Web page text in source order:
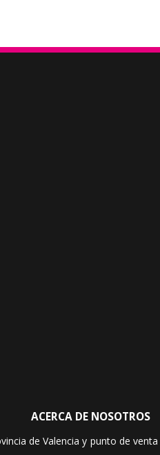
ACERCA DE NOSOTROS
de Valencia y punto de